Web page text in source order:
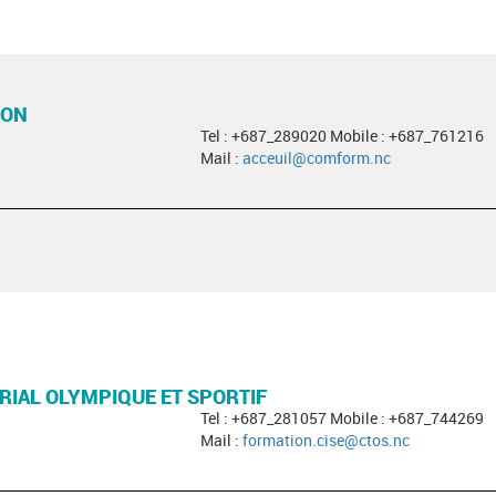
Tel : +687_289020 Mobile : +687_761216
Mail : acceuil@comform.nc
OLYMPIQUE ET SPORTIF
Tel : +687_281057 Mobile : +687_744269
Mail : formation.cise@ctos.nc